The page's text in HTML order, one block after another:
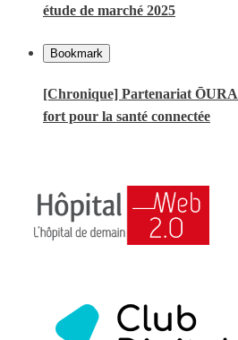
étude de marché 2025
Bookmark
[Chronique] Partenariat
fort pour la santé connectée